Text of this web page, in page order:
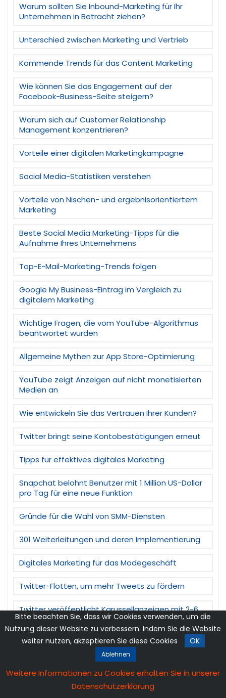
Warum sollten Sie Inbound-Marketing für Ihr
Unternehmen in Betracht ziehen?
Unterschied zwischen Marketing und Vertrieb
Kommende Trends für das Content Marketing
Wie können Sie das Engagement auf der
Facebook-Business-Seite steigern?
Warum sich auf Customer Relationship
Management konzentrieren?
Vorteile einer digitalen Marketingkampagne
Social Media-Statistiken verstehen
Vorteile von Nischen- und ergebnisorientiertem
Marketing
Beste Social Media Marketing-Tipps für die
Aufnahme Ihres Unternehmens
Top-E-Mail-Marketing-Trends folgen
Google My Business-Eintrag im Vergleich zu
digitalem Marketing
Wichtige Fragen, die vom YouTube-Algorithmus
beantwortet wurden
Allgemeine Mythen zur App Store-Optimierung
YouTube zeigt Anzeigen auf nicht monetisierten
Medien an
Wie entwickeln Sie das Vertrauen Ihrer Kunden?
Twitter bringt seine Kontobestätigungen erneut
Tipps für effektives digitales Marketing
Snapchat belohnt Benutzer mit 1 Million US-Dollar
pro Tag für eine neue Funktion
Gründe für die Wahl von SMM-Diensten
301 Weiterleitungen und deren Implementierung
Digitales Marketing für das Modegeschäft
Twitter-Flotten, um mehr Tweets zu fördern
Twitter veröffentlicht Karussellanzeigen mit 2-6
Bildern oder Videos
Facebook Poll Ads und der beste Weg, sie zu
Snapchat, um weitere Anzeigenkurse einzuführen
Bitte beachten Sie, dass wir Cookies verwenden, um die
Nutzung dieser Website zu verbessern. Indem Sie die Website
weiter nutzen, akzeptieren Sie diese Cookies
OK
Ablehnen
Weitere Informationen zu Cookies erhalten Sie in unserer
Datenschutzerklärung